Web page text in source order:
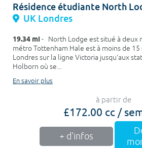
Résidence étudiante North
UK Londres
19.34 mi - North Lodge est situé à deux
métro Tottenham Hale est à moins de
Londres sur la ligne Victoria jusqu'aux
Holborn où se...
En savoir plus
à partir de
£172.00 cc /
+ d'infos